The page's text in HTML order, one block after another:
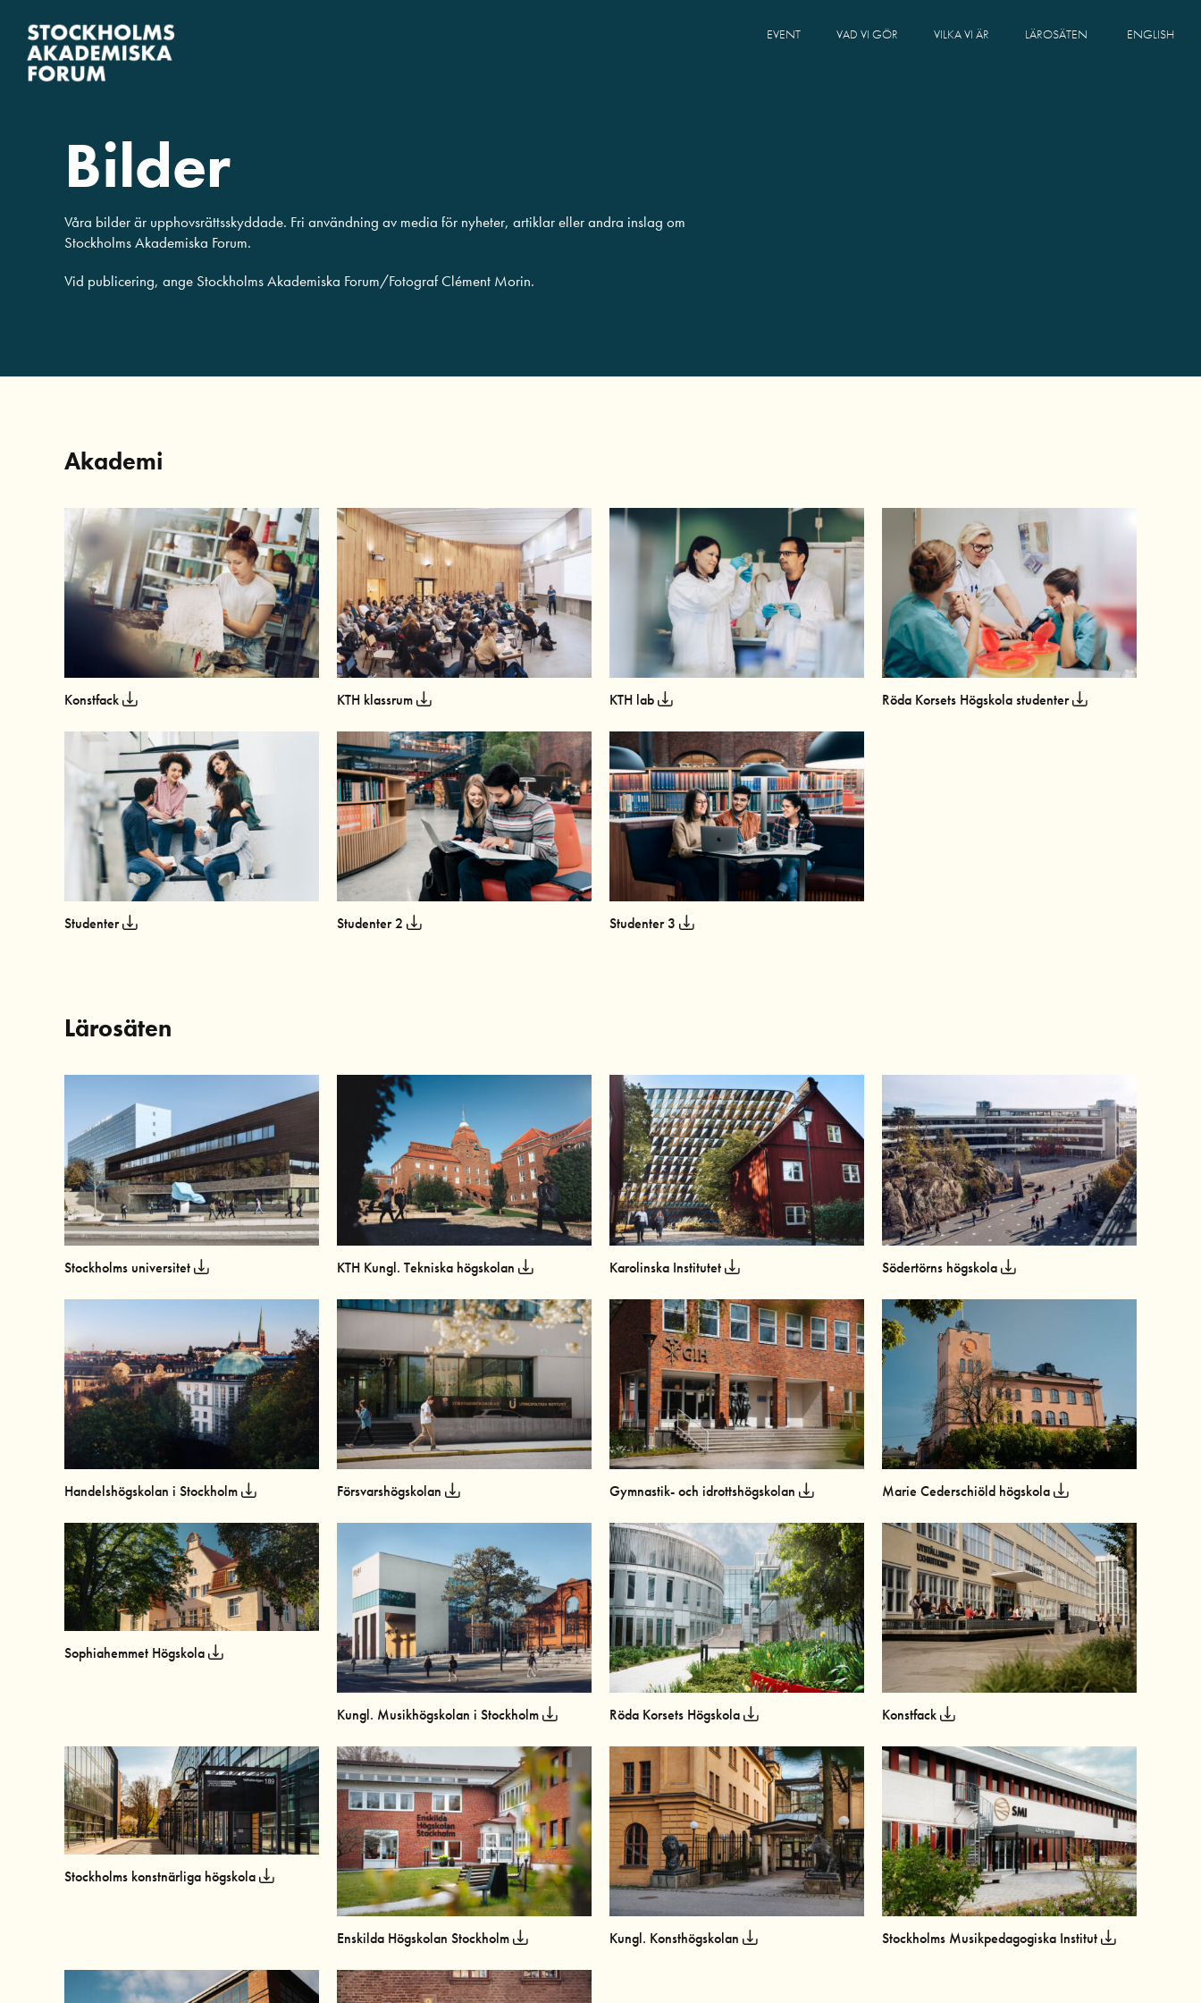
innehållet
EVENT VAD VI GÖR VILKA VI ÄR LÄROSÄTEN ENGLISH
Bilder
Våra bilder är upphovsrättsskyddade. Fri användning av media för nyheter, artiklar eller andra inslag om
Stockholms Akademiska Forum.
Vid publicering, ange Stockholms Akademiska Forum/Fotograf Clément Morin.
Akademi
Konstfack KTH klassrum KTH lab Röda Korsets Högskola studenter
Studenter Studenter 2 Studenter 3
Lärosäten
Stockholms universitet KTH Kungl. Tekniska högskolan Karolinska Institutet Södertörns högskola
Handelshögskolan i Stockholm Försvarshögskolan Gymnastik- och idrottshögskolan Marie Cederschiöld högskola
Sophiahemmet Högskola
Kungl. Musikhögskolan i Stockholm Röda Korsets Högskola Konstfack
Stockholms konstnärliga högskola
Enskilda Högskolan Stockholm Kungl. Konsthögskolan Stockholms Musikpedagogiska Institut